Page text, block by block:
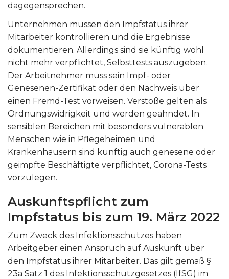
dagegensprechen.
Unternehmen müssen den Impfstatus ihrer
Mitarbeiter kontrollieren und die Ergebnisse
dokumentieren. Allerdings sind sie künftig wohl
nicht mehr verpflichtet, Selbsttests auszugeben.
Der Arbeitnehmer muss sein Impf- oder
Genesenen-Zertifikat oder den Nachweis über
einen Fremd-Test vorweisen. Verstöße gelten als
Ordnungswidrigkeit und werden geahndet. In
sensiblen Bereichen mit besonders vulnerablen
Menschen wie in Pflegeheimen und
Krankenhäusern sind künftig auch genesene oder
geimpfte Beschäftigte verpflichtet, Corona-Tests
vorzulegen.
Auskunftspflicht zum
Impfstatus bis zum 19. März 2022
Zum Zweck des Infektionsschutzes haben
Arbeitgeber einen Anspruch auf Auskunft über
den Impfstatus ihrer Mitarbeiter. Das gilt gemäß §
23a Satz 1 des Infektionsschutzgesetzes (IfSG) im